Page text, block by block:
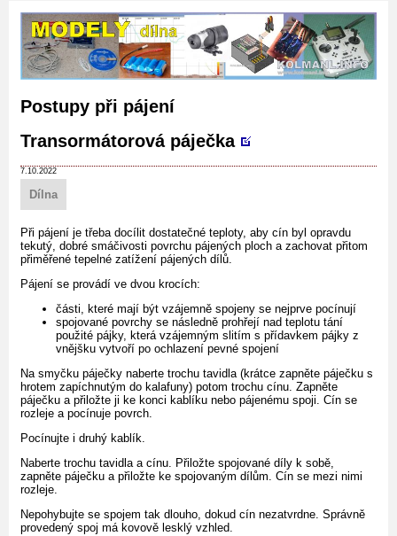
Postupy při pájení
Transormátorová páječka
7.10.2022
Dílna
Při pájení je třeba docílit dostatečné teploty, aby cín byl opravdu
tekutý, dobré smáčivosti povrchu pájených ploch a zachovat přitom
přiměřené tepelné zatížení pájených dílů.
Pájení se provádí ve dvou krocích:
části, které mají být vzájemně spojeny se nejprve pocínují
spojované povrchy se následně prohřejí nad teplotu tání
použité pájky, která vzájemným slitím s přídavkem pájky z
vnějšku vytvoří po ochlazení pevné spojení
Na smyčku páječky naberte trochu tavidla (krátce zapněte páječku s
hrotem zapíchnutým do kalafuny) potom trochu cínu. Zapněte
páječku a přiložte ji ke konci kablíku nebo pájenému spoji. Cín se
rozleje a pocínuje povrch.
Pocínujte i druhý kablík.
Naberte trochu tavidla a cínu. Přiložte spojované díly k sobě,
zapněte páječku a přiložte ke spojovaným dílům. Cín se mezi nimi
rozleje.
Nepohybujte se spojem tak dlouho, dokud cín nezatvrdne. Správně
provedený spoj má kovově lesklý vzhled.